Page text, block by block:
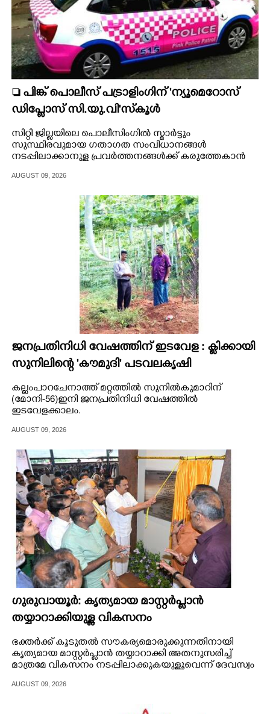
 പിങ്ക് പൊലീസ് പട്രാളിംഗിന് 'ന്യൂമെറോസ്
ഡിപ്ലോസ് സി.യു.വി'സ്‌കൂൾ
സിറ്റി ജില്ലയിലെ പൊലീസിംഗിൽ സ്മാർട്ടും
സുസ്ഥിരവുമായ ഗതാഗത സംവിധാനങ്ങൾ
നടപ്പിലാക്കാനുള്ള പ്രവർത്തനങ്ങൾക്ക് കരുത്തേകാൻ
വരുന്നു
AUGUST 09, 2026
ജനപ്രതിനിധി വേഷത്തിന് ഇടവേള : ക്ലിക്കായി
സുനിലിന്റെ 'കൗമുദി' പടവലകൃഷി
കല്ലംപാറചേനാത്ത് മറ്റത്തിൽ സുനിൽകുമാറിന്
(മോനി-56)ഇനി ജനപ്രതിനിധി വേഷത്തിൽ
ഇടവേളക്കാലം.
AUGUST 09, 2026
ഗുരുവായൂർ: കൃത്യമായ മാസ്റ്റർപ്ലാൻ
തയ്യാറാക്കിയുള്ള വികസനം
ഭക്തർക്ക് കൂടുതൽ സൗകര്യമൊരുക്കുന്നതിനായി
കൃത്യമായ മാസ്റ്റർപ്ലാൻ തയ്യാറാക്കി അതനുസരിച്ച്
മാത്രമേ വികസനം നടപ്പിലാക്കുകയുള്ളൂവെന്ന് ദേവസ്വം
AUGUST 09, 2026